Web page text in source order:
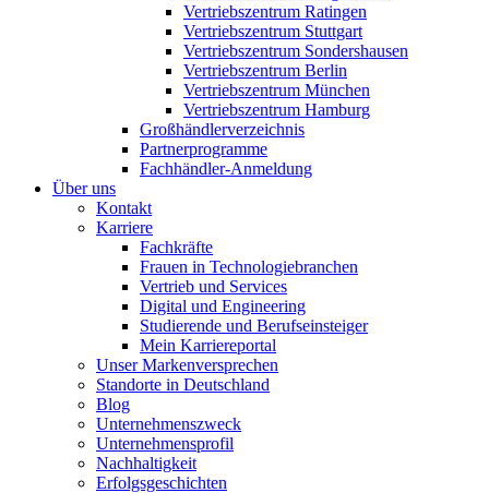
Vertriebszentrum Ratingen
Vertriebszentrum Stuttgart
Vertriebszentrum Sondershausen
Vertriebszentrum Berlin
Vertriebszentrum München
Vertriebszentrum Hamburg
Großhändlerverzeichnis
Partnerprogramme
Fachhändler-Anmeldung
Über uns
Kontakt
Karriere
Fachkräfte
Frauen in Technologiebranchen
Vertrieb und Services
Digital und Engineering
Studierende und Berufseinsteiger
Mein Karriereportal
Unser Markenversprechen
Standorte in Deutschland
Blog
Unternehmenszweck
Unternehmensprofil
Nachhaltigkeit
Erfolgsgeschichten